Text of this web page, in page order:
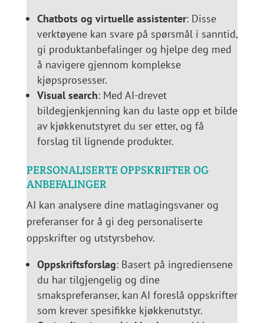
Chatbots og virtuelle assistenter: Disse
verktøyene kan svare på spørsmål i sanntid,
gi produktanbefalinger og hjelpe deg med
å navigere gjennom komplekse
kjøpsprosesser.
Visual search: Med AI-drevet
bildegjenkjenning kan du laste opp et bilde
av kjøkkenutstyret du ser etter, og få
forslag til lignende produkter.
PERSONALISERTE OPPSKRIFTER OG
ANBEFALINGER
AI kan analysere dine matlagingsvaner og
preferanser for å gi deg personaliserte
oppskrifter og utstyrsbehov.
Oppskriftsforslag: Basert på ingrediensene
du har tilgjengelig og dine
smakspreferanser, kan AI foreslå oppskrifter
som krever spesifikke kjøkkenutstyr.